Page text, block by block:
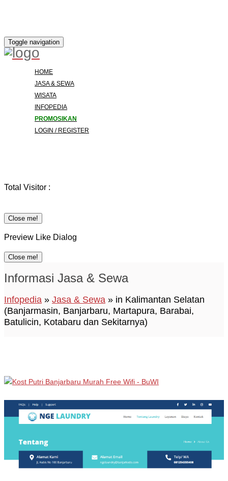
Toggle navigation
HOME
JASA & SEWA
WISATA
INFOPEDIA
PROMOSIKAN
LOGIN / REGISTER
Total Visitor :
Close me!
Preview Like Dialog
Close me!
Informasi Jasa & Sewa
Infopedia » Jasa & Sewa » in Kalimantan Selatan
(Banjarmasin, Banjarbaru, Martapura, Barabai,
Batulicin, Kotabaru dan Sekitarnya)